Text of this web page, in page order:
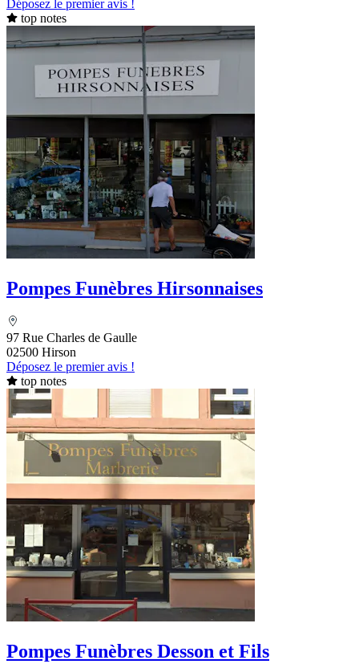
Déposez le premier avis !
top notes
Pompes Funèbres Hirsonnaises
97 Rue Charles de Gaulle
02500 Hirson
Déposez le premier avis !
top notes
Pompes Funèbres Desson et Fils